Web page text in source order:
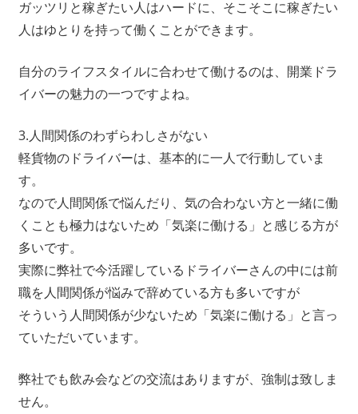
ガッツリと稼ぎたい人はハードに、そこそこに稼ぎたい
人はゆとりを持って働くことができます。
自分のライフスタイルに合わせて働けるのは、開業ドラ
イバーの魅力の一つですよね。
3.人間関係のわずらわしさがない
軽貨物のドライバーは、基本的に一人で行動していま
す。
なので人間関係で悩んだり、気の合わない方と一緒に働
くことも極力はないため「気楽に働ける」と感じる方が
多いです。
実際に弊社で今活躍しているドライバーさんの中には前
職を人間関係が悩みで辞めている方も多いですが
そういう人間関係が少ないため「気楽に働ける」と言っ
ていただいています。
弊社でも飲み会などの交流はありますが、強制は致しま
せん。